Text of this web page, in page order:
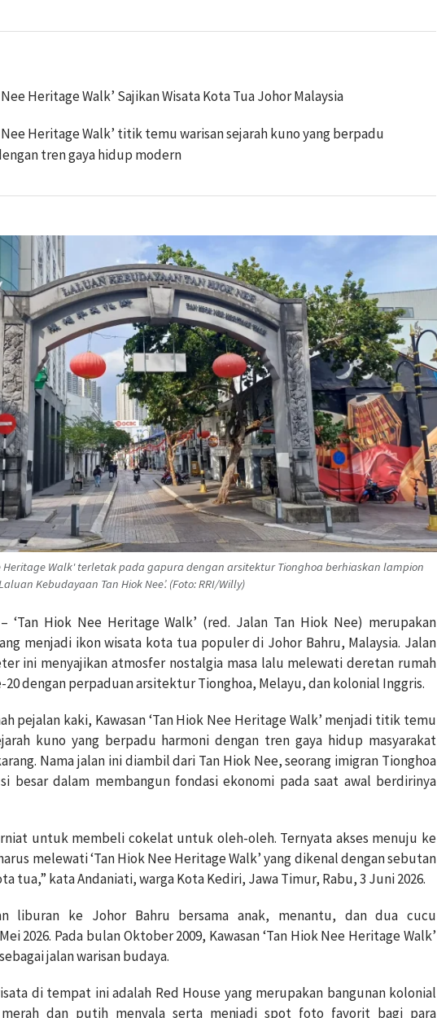
Heritage Walk’ Sajikan Wisata Kota Tua Johor Malaysia
Nee Heritage Walk’ titik temu warisan sejarah kuno yang berpadu
tren gaya hidup modern
Heritage Walk' terletak pada gapura dengan arsitektur Tionghoa berhiaskan lampion
Kebudayaan Tan Hiok Nee’. (Foto: RRI/Willy)
– ‘Tan Hiok Nee Heritage Walk’ (red. Jalan Tan Hiok Nee) merupakan
menjadi ikon wisata kota tua populer di Johor Bahru, Malaysia. Jalan
ini menyajikan atmosfer nostalgia masa lalu melewati deretan rumah
20 dengan perpaduan arsitektur Tionghoa, Melayu, dan kolonial Inggris.
pejalan kaki, Kawasan ‘Tan Hiok Nee Heritage Walk’ menjadi titik temu
kuno yang berpadu harmoni dengan tren gaya hidup masyarakat
Nama jalan ini diambil dari Tan Hiok Nee, seorang imigran Tionghoa
besar dalam membangun fondasi ekonomi pada saat awal berdirinya
untuk membeli cokelat untuk oleh-oleh. Ternyata akses menuju ke
melewati ‘Tan Hiok Nee Heritage Walk’ yang dikenal dengan sebutan
tua,” kata Andaniati, warga Kota Kediri, Jawa Timur, Rabu, 3 Juni 2026.
liburan ke Johor Bahru bersama anak, menantu, dan dua cucu
2026. Pada bulan Oktober 2009, Kawasan ‘Tan Hiok Nee Heritage Walk’
jalan warisan budaya.
di tempat ini adalah Red House yang merupakan bangunan kolonial
dan putih menyala serta menjadi spot foto favorit bagi para